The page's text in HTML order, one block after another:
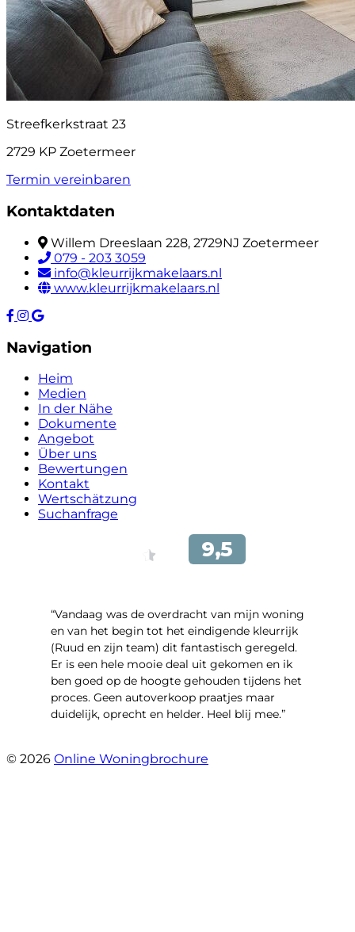
Streefkerkstraat 23
2729 KP Zoetermeer
Termin vereinbaren
Kontaktdaten
Willem Dreeslaan 228, 2729NJ Zoetermeer
079 - 203 3059
info@kleurrijkmakelaars.nl
www.kleurrijkmakelaars.nl
Navigation
Heim
Medien
In der Nähe
Dokumente
Angebot
Über uns
Bewertungen
Kontakt
Wertschätzung
Suchanfrage
“Vandaag was de overdracht van mijn woning
en van het begin tot het eindigende kleurrijk
(Ruud en zijn team) dit fantastisch geregeld.
Er is een hele mooie deal uit gekomen en ik
ben goed op de hoogte gehouden tijdens het
proces. Geen autoverkoop praatjes maar
duidelijk, oprecht en helder. Heel blij mee.”
© 2026 Online Woningbrochure